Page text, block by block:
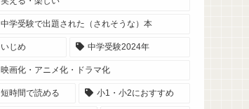
中学受験で出題された（されそうな）本
いじめ 中学受験2024年
映画化・アニメ化・ドラマ化
短時間で読める 小1・小2におすすめ